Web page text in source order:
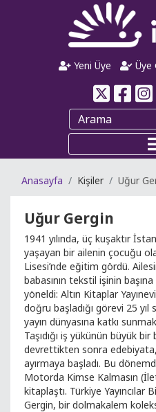
Yeni Üye Üye
Anasayfa Kişiler Uğur
Uğur Gergin
1941 yılında, üç kuşaktır
yaşayan bir ailenin çocuğu
Lisesi’nde eğitim gördü.
babasının tekstil işinin
yöneldi: Altın Kitaplar
doğru başladığı görevi 25
yayın dünyasına katkı
Taşıdığı iş yükünün büyük
devrettikten sonra
ayırmaya başladı. Bu
Motorda Kimse Kalmasın
kitaplaştı. Türkiye Yayıncılar
Gergin, bir dolmakalem